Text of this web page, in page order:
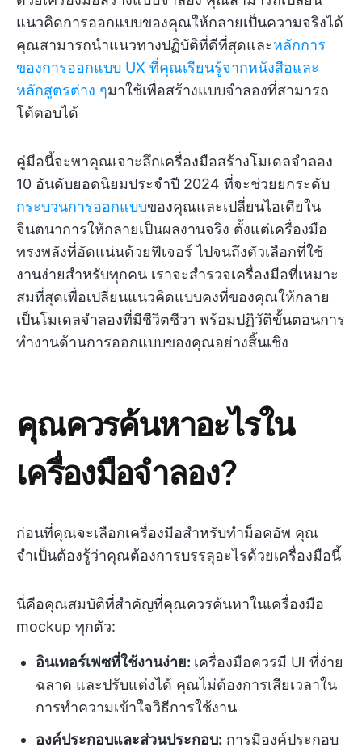
แนวคิดการออกแบบของคุณให้กลายเป็นความจริงได้
คุณสามารถนำแนวทางปฏิบัติที่ดีที่สุดและหลักการ
ของการออกแบบ UX ที่คุณเรียนรู้จากหนังสือและ
หลักสูตรต่าง ๆมาใช้เพื่อสร้างแบบจำลองที่สามารถ
โต้ตอบได้
คู่มือนี้จะพาคุณเจาะลึกเครื่องมือสร้างโมเดลจำลอง
10 อันดับยอดนิยมประจำปี 2024 ที่จะช่วยยกระดับ
กระบวนการออกแบบของคุณและเปลี่ยนไอเดียใน
จินตนาการให้กลายเป็นผลงานจริง ตั้งแต่เครื่องมือ
ทรงพลังที่อัดแน่นด้วยฟีเจอร์ ไปจนถึงตัวเลือกที่ใช้
งานง่ายสำหรับทุกคน เราจะสำรวจเครื่องมือที่เหมาะ
สมที่สุดเพื่อเปลี่ยนแนวคิดแบบคงที่ของคุณให้กลาย
เป็นโมเดลจำลองที่มีชีวิตชีวา พร้อมปฏิวัติขั้นตอนการ
ทำงานด้านการออกแบบของคุณอย่างสิ้นเชิง
คุณควรค้นหาอะไรใน
เครื่องมือจำลอง?
ก่อนที่คุณจะเลือกเครื่องมือสำหรับทำม็อคอัพ คุณ
จำเป็นต้องรู้ว่าคุณต้องการบรรลุอะไรด้วยเครื่องมือนี้
นี่คือคุณสมบัติที่สำคัญที่คุณควรค้นหาในเครื่องมือ
mockup ทุกตัว:
อินเทอร์เฟซที่ใช้งานง่าย: เครื่องมือควรมี UI ที่ง่าย
ฉลาด และปรับแต่งได้ คุณไม่ต้องการเสียเวลาใน
การทำความเข้าใจวิธีการใช้งาน
องค์ประกอบและส่วนประกอบ: การมีองค์ประกอบ